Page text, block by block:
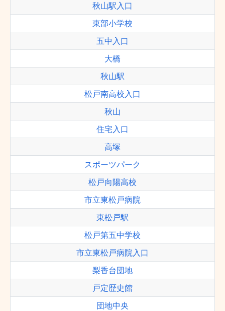
秋山駅入口
東部小学校
五中入口
大橋
秋山駅
松戸南高校入口
秋山
住宅入口
高塚
スポーツパーク
松戸向陽高校
市立東松戸病院
東松戸駅
松戸第五中学校
市立東松戸病院入口
梨香台団地
戸定歴史館
団地中央